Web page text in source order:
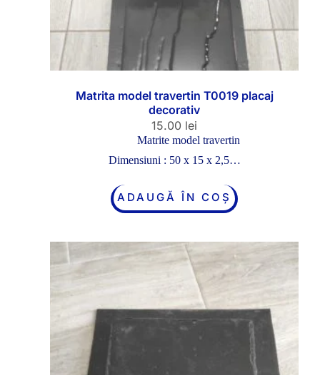
Matrita model travertin T0019 placaj
decorativ
15.00 lei
Matrite model travertin
Dimensiuni : 50 x 15 x 2,5…
ADAUGĂ ÎN COȘ